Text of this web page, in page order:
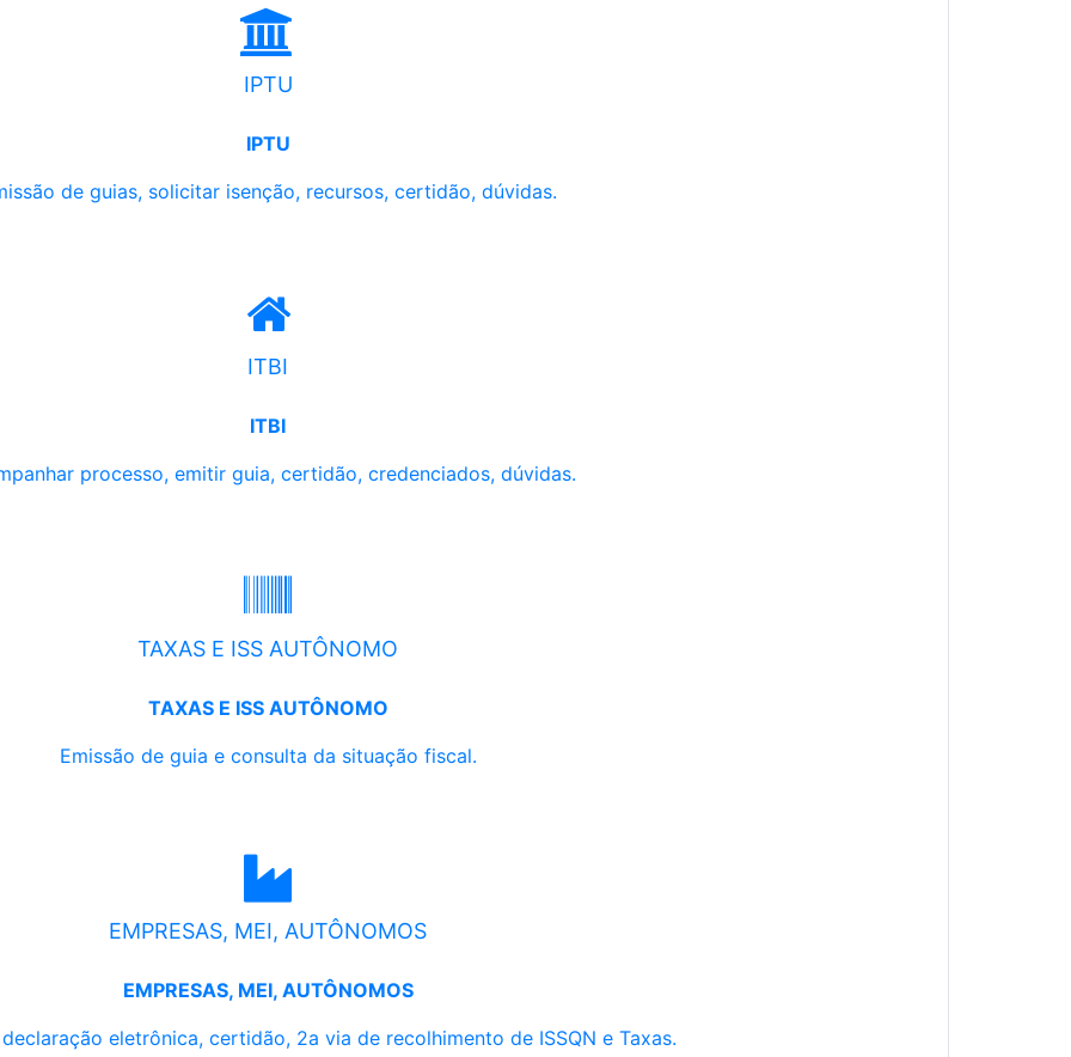
IPTU
IPTU
de guias, solicitar isenção, recursos, certidão, dúvidas.
ITBI
ITBI
processo, emitir guia, certidão, credenciados, dúvidas.
TAXAS E ISS AUTÔNOMO
TAXAS E ISS AUTÔNOMO
Emissão de guia e consulta da situação fiscal.
EMPRESAS, MEI, AUTÔNOMOS
EMPRESAS, MEI, AUTÔNOMOS
eletrônica, certidão, 2a via de recolhimento de ISSQN e Taxas.